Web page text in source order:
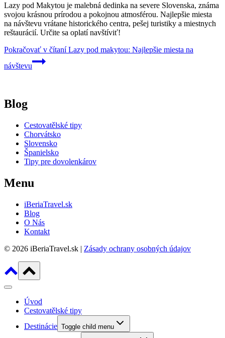
Lazy pod Makytou je malebná dedinka na severe Slovenska, známa
svojou krásnou prírodou a pokojnou atmosférou. Najlepšie miesta
na návštevu vrátane historického centra, pešej turistiky a miestnych
reštaurácií. Určite sa oplatí navštíviť!
Pokračovať v čítaníLazy pod makytou: Najlepšie miesta na
návštevu
Blog
Cestovatělské tipy
Chorvátsko
Slovensko
Španielsko
Tipy pre dovolenkárov
Menu
iBeriaTravel.sk
Blog
O Nás
Kontakt
© 2026 iBeriaTravel.sk | Zásady ochrany osobných údajov
Úvod
Cestovatělské tipy
Destinácie Toggle child menu